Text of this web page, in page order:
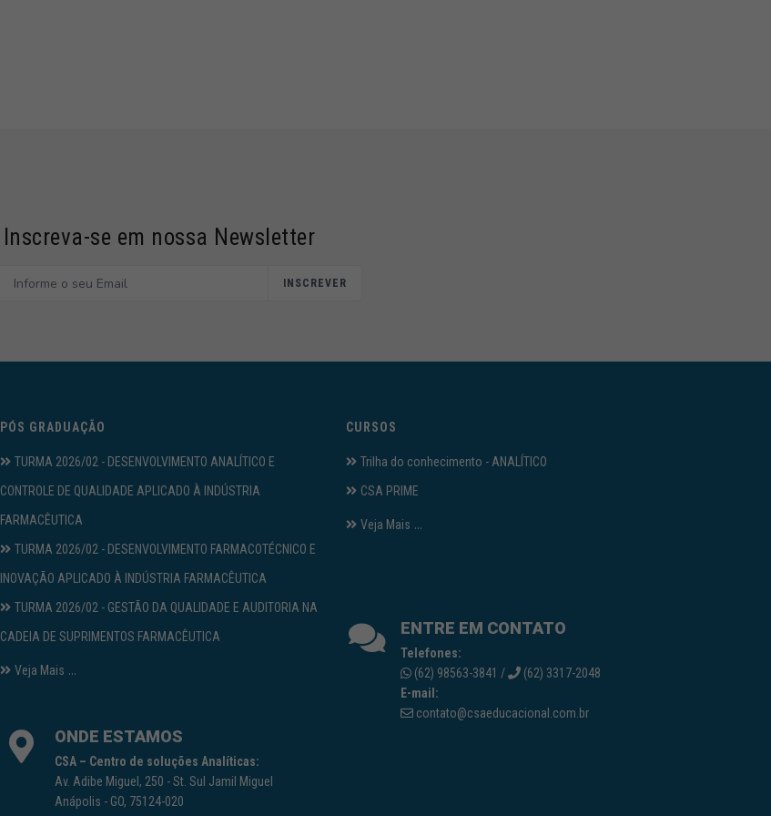
Inscreva-se em nossa Newsletter
INSCREVER
PÓS GRADUAÇÃO
TURMA 2026/02 - DESENVOLVIMENTO ANALÍTICO E
CONTROLE DE QUALIDADE APLICADO À INDÚSTRIA
FARMACÊUTICA
TURMA 2026/02 - DESENVOLVIMENTO FARMACOTÉCNICO E
INOVAÇÃO APLICADO À INDÚSTRIA FARMACÊUTICA
TURMA 2026/02 - GESTÃO DA QUALIDADE E AUDITORIA NA
CADEIA DE SUPRIMENTOS FARMACÊUTICA
Veja Mais ...
ONDE ESTAMOS
CSA – Centro de soluções Analíticas:
Av. Adibe Miguel, 250 - St. Sul Jamil Miguel
Anápolis - GO, 75124-020
CURSOS
Trilha do conhecimento - ANALÍTICO
CSA PRIME
Veja Mais ...
ENTRE EM CONTATO
Telefones:
(62) 98563-3841 /
(62) 3317-2048
E-mail:
contato@csaeducacional.com.br